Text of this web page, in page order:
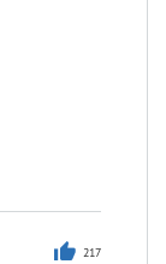
217